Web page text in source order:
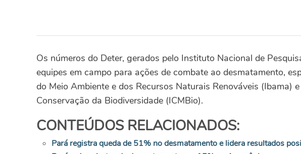
Os números do Deter, gerados pelo Instituto Nacional de
equipes em campo para ações de combate ao desmatamento,
do Meio Ambiente e dos Recursos Naturais Renováveis (Ibama)
Conservação da Biodiversidade (ICMBio).
CONTEÚDOS RELACIONADOS:
Pará registra queda de 51% no desmatamento e lidera resultados